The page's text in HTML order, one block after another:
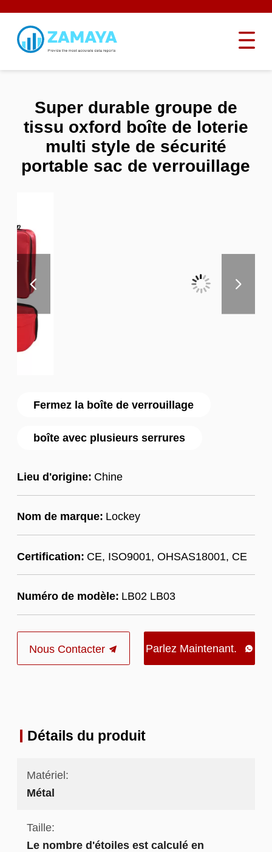
Fermez la boîte de verrouillage
boîte avec plusieurs serrures
Lieu d'origine: Chine
Nom de marque: Lockey
Certification: CE, ISO9001, OHSAS18001, CE
Numéro de modèle: LB02 LB03
Nous Contacter Parlez Maintenant. 
Super durable groupe de
tissu oxford boîte de loterie
multi style de sécurité
portable sac de verrouillage
Détails du produit
Matériel:
Métal
Taille:
Le nombre d'étoiles est calculé en